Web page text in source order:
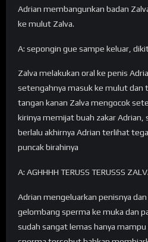
Adrian membangunkan badan
ke mulut Zalva.
A: sepongin gue sampe keluar,
Zalva melakukan oral ke penis
setengahnya masuk ke mulut dan
tangan kanan Zalva mengocok
kirinya memijat buah zakar
berlalu akhirnya Adrian terlihat
puncak birahinya
A: AGHHHH TERUSS TERUSSS
Adrian mengeluarkan penisnya
gelombang sperma ke muka dan
sudah sangat lemas hanya